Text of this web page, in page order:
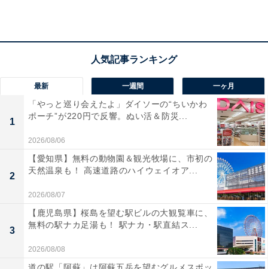
宿泊者からは「天神の真ん中でとても便利」「朝食は美
味しくて非常に良かった」という声があがっています。
天神の絶景を眺めながら食事を楽しみたい人におすすめ
の宿です。
クーポン詳細
予約可能期間：2025年11月1日 00:00 ～ 2025年11月30
日 23:59
宿泊可能期間：2026年1月4日 チェックイン ～ 2026年4
月30日 チェックアウト
枚数制限：先着50枚
利用条件：2026年1月11日～2026年1月11日の宿泊不可 /
2026年2月13日～2026年2月22日の宿泊不可 / 2026年3月
最新 一週間 一ヶ月
1
「やっと巡り会えたよ」ダイソーの“ちいかわ
ポーチ”が220円で反響。ぬい活＆防災...
2026/08/06
2
【愛知県】無料の動物園＆観光牧場に、市初の
天然温泉も！ 高速道路のハイウェイオア...
2026/08/07
3
【鹿児島県】桜島を望む駅ビルの大観覧車に、
無料の駅ナカ足湯も！ 駅ナカ・駅直結ス...
2026/08/08